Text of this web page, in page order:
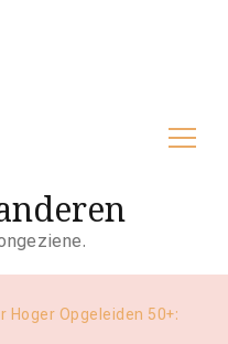
Hoger Opgeleiden 50+: